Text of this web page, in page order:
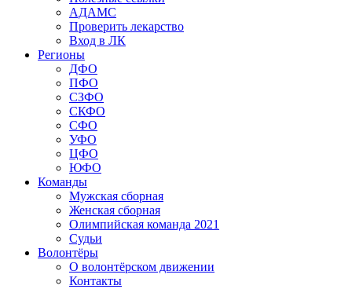
АДАМС
Проверить лекарство
Вход в ЛК
Регионы
ДФО
ПФО
СЗФО
СКФО
СФО
УФО
ЦФО
ЮФО
Команды
Мужская сборная
Женская сборная
Олимпийская команда 2021
Судьи
Волонтёры
О волонтёрском движении
Контакты